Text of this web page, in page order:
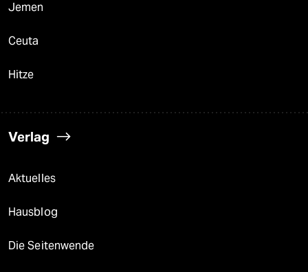
Jemen
Ceuta
Hitze
Verlag
Aktuelles
Hausblog
Die Seitenwende